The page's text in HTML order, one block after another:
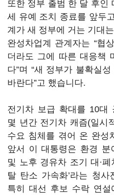
또한 정부 출범 한 달 후인
세 유예 조치 종료를 앞두
계가 새 정부에 거는 기대
완성차업계 관계자는 “협
더라도 그에 따른 대응책
다”며 “새 정부가 불확실
바란다”고 했습니다.
전기차 보급 확대를 10대
몇 년간 전기차 캐즘(일시
수요 침체를 겪어 온 완성
앞서 이 대통령은 환경 분
및 노후 경유차 조기 대·
탈 탄소 가속화’라는 청사
특히 대선 후보 수락 연설